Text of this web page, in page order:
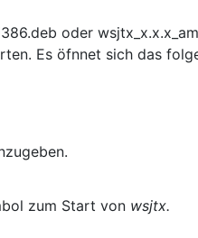
oder
Es öfnnet sich das
zum Start von wsjtx.